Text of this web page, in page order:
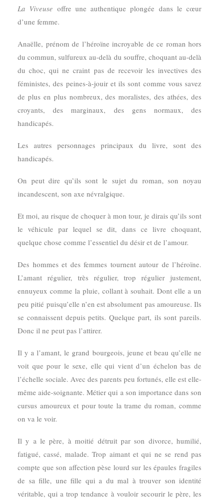
La Viveuse offre une authentique plongée dans le cœur
d’une femme.
Anaëlle, prénom de l’héroïne incroyable de ce roman hors
du commun, sulfureux au-delà du souffre, choquant au-delà
du choc, qui ne craint pas de recevoir les invectives des
féministes, des peines-à-jouir et ils sont comme vous savez
de plus en plus nombreux, des moralistes, des athées, des
croyants, des marginaux, des gens normaux, des
handicapés.
Les autres personnages principaux du livre, sont des
handicapés.
On peut dire qu’ils sont le sujet du roman, son noyau
incandescent, son axe névralgique.
Et moi, au risque de choquer à mon tour, je dirais qu’ils sont
le véhicule par lequel se dit, dans ce livre choquant,
quelque chose comme l’essentiel du désir et de l’amour.
Des hommes et des femmes tournent autour de l’héroïne.
L’amant régulier, très régulier, trop régulier justement,
ennuyeux comme la pluie, collant à souhait. Dont elle a un
peu pitié puisqu’elle n’en est absolument pas amoureuse. Ils
se connaissent depuis petits. Quelque part, ils sont pareils.
Donc il ne peut pas l’attirer.
Il y a l’amant, le grand bourgeois, jeune et beau qu’elle ne
voit que pour le sexe, elle qui vient d’un échelon bas de
l’échelle sociale. Avec des parents peu fortunés, elle est elle-
même aide-soignante. Métier qui a son importance dans son
cursus amoureux et pour toute la trame du roman, comme
on va le voir.
Il y a le père, à moitié détruit par son divorce, humilié,
fatigué, cassé, malade. Trop aimant et qui ne se rend pas
compte que son affection pèse lourd sur les épaules fragiles
de sa fille, une fille qui a du mal à trouver son identité
véritable, qui a trop tendance à vouloir secourir le père, les